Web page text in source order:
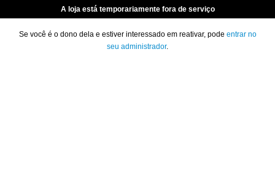
A loja está temporariamente fora de serviço
Se você é o dono dela e estiver interessado em reativar, pode entrar no
seu administrador.